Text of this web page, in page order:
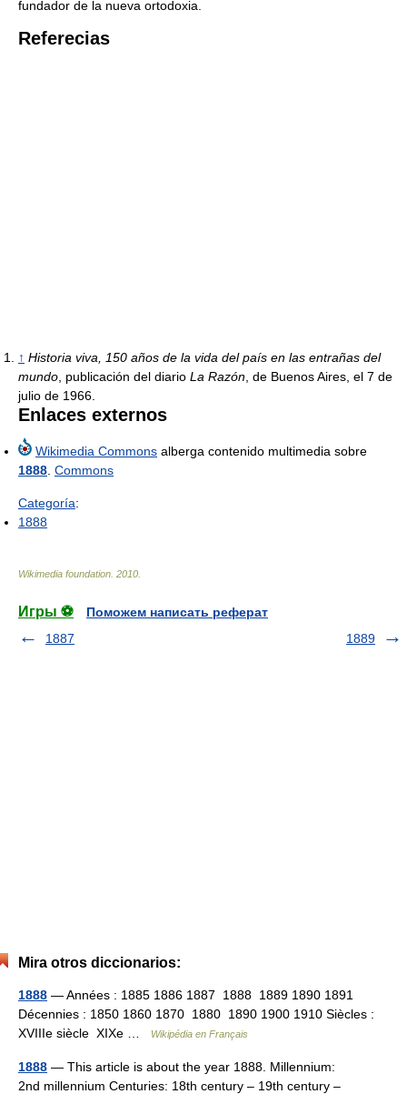
fundador de la nueva ortodoxia.
Referecias
↑ Historia viva, 150 años de la vida del país en las entrañas del
mundo , publicación del diario La Razón , de Buenos Aires, el 7 de
julio de 1966.
Enlaces externos
Wikimedia Commons alberga contenido multimedia sobre
1888 Commons
Categoría:
1888
Wikimedia foundation 2010
Игры ⚽
Поможем написать реферат
1887
1889
Mira otros diccionarios:
1888 — Années : 1885 1886 1887 1888 1889 1890 1891
Décennies : 1850 1860 1870 1880 1890 1900 1910 Siècles :
XVIIIe siècle XIXe …
Wikipédia en Français
1888 — This article is about the year 1888. Millennium:
2nd millennium Centuries: 18th century – 19th century –